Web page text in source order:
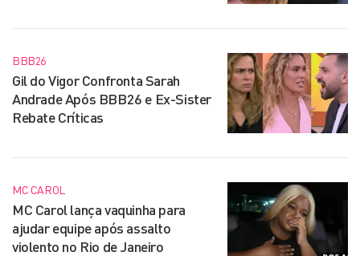
BBB26
Gil do Vigor Confronta Sarah
Andrade Após BBB26 e Ex-Sister
Rebate Críticas
MC CAROL
MC Carol lança vaquinha para
ajudar equipe após assalto
violento no Rio de Janeiro